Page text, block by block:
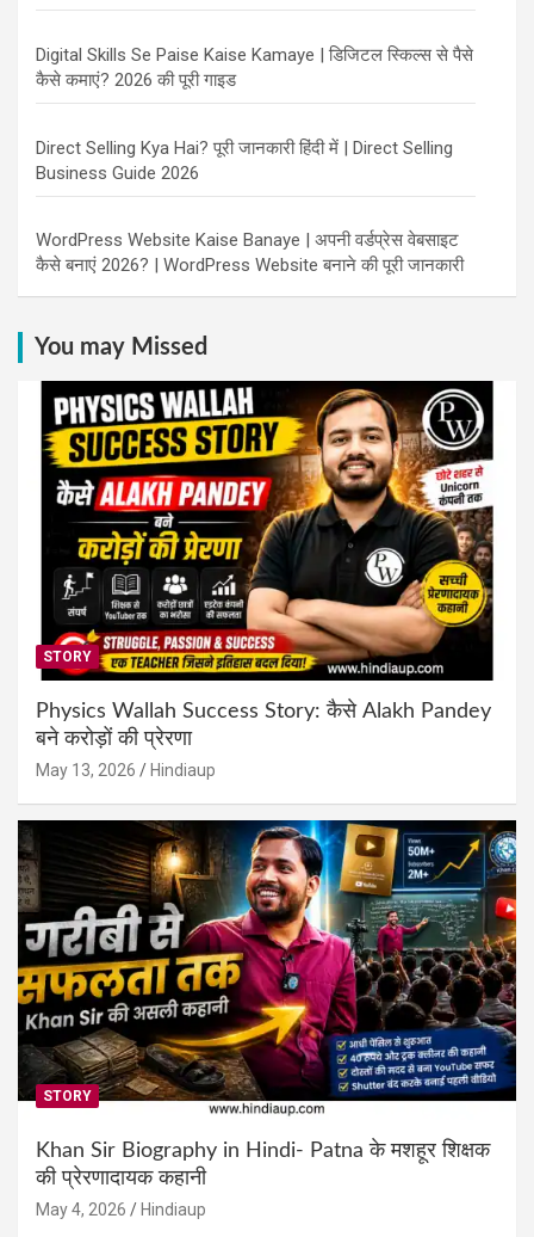
Digital Skills Se Paise Kaise Kamaye | डिजिटल स्किल्स से पैसे
कैसे कमाएं? 2026 की पूरी गाइड
Direct Selling Kya Hai? पूरी जानकारी हिंदी में | Direct Selling
Business Guide 2026
WordPress Website Kaise Banaye | अपनी वर्डप्रेस वेबसाइट
कैसे बनाएं 2026? | WordPress Website बनाने की पूरी जानकारी
You may Missed
STORY
Physics Wallah Success Story: कैसे Alakh Pandey
बने करोड़ों की प्रेरणा
May 13, 2026 Hindiaup
STORY
Khan Sir Biography in Hindi- Patna के मशहूर शिक्षक
की प्रेरणादायक कहानी
May 4, 2026 Hindiaup